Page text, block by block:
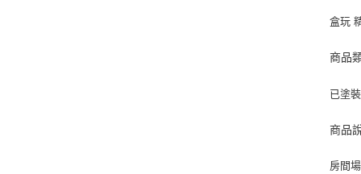
盒玩
商品
已塗
商品
房間